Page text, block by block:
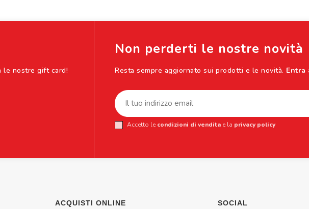
le nostre gift card!
Non perderti le nostre novità
Resta sempre aggiornato sui prodotti e le novità. Entra
Accetto le condizioni di venditae la privacy policy
ACQUISTI ONLINE SOCIAL